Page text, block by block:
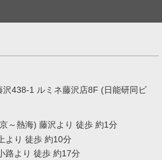
沢438-1 ルミネ藤沢店8F (日能研同ビ
～熱海) 藤沢より 徒歩 約1分
より 徒歩 約10分
路より 徒歩 約17分